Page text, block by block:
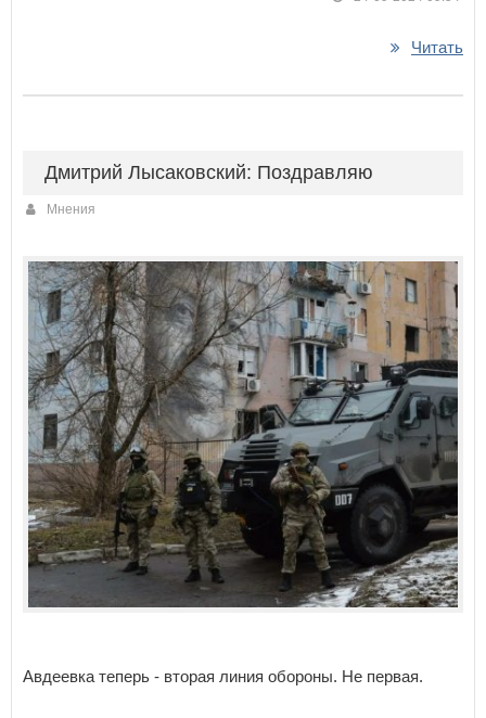
Читать
Дмитрий Лысаковский: Поздравляю
Мнения
Авдеевка теперь - вторая линия обороны. Не первая.